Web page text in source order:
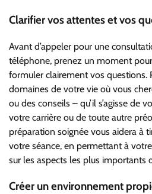
Clarifier vos attentes et vos
Avant d’appeler pour une
téléphone, prenez un moment
formuler clairement vos questions.
domaines de votre vie où vous
ou des conseils – qu’il s’agisse de
votre carrière ou de toute autre
préparation soignée vous aidera à
votre séance, en permettant à
sur les aspects les plus importants
Créer un environnement